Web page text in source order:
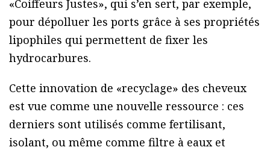
«Coiffeurs Justes», qui s’en sert, par exemple,
pour dépolluer les ports grâce à ses propriétés
lipophiles qui permettent de fixer les
hydrocarbures.
Cette innovation de «recyclage» des cheveux
est vue comme une nouvelle ressource : ces
derniers sont utilisés comme fertilisant,
isolant, ou même comme filtre à eaux et